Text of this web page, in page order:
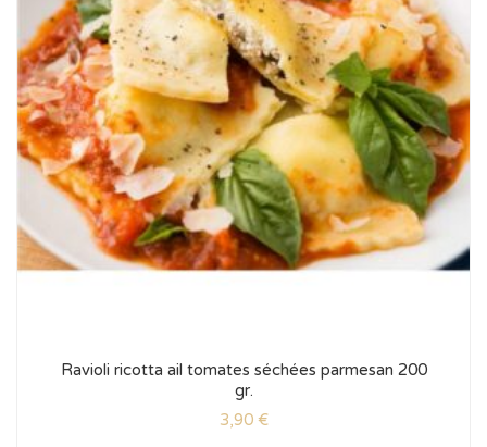
Ravioli ricotta ail tomates séchées parmesan 200
gr.
3,90 €